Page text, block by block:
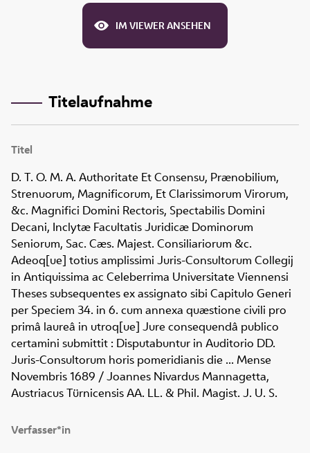
IM VIEWER ANSEHEN
Titelaufnahme
Titel
D. T. O. M. A. Authoritate Et Consensu, Prænobilium,
Strenuorum, Magnificorum, Et Clarissimorum Virorum,
&c. Magnifici Domini Rectoris, Spectabilis Domini
Decani, Inclytæ Facultatis Juridicæ Dominorum
Seniorum, Sac. Cæs. Majest. Consiliariorum &c.
Adeoq[ue] totius amplissimi Juris-Consultorum Collegij
in Antiquissima ac Celeberrima Universitate Viennensi
Theses subsequentes ex assignato sibi Capitulo Generi
per Speciem 34. in 6. cum annexa quæstione civili pro
primâ laureâ in utroq[ue] Jure consequendâ publico
certamini submittit : Disputabuntur in Auditorio DD.
Juris-Consultorum horis pomeridianis die ... Mense
Novembris 1689 / Joannes Nivardus Mannagetta,
Austriacus Türnicensis AA. LL. & Phil. Magist. J. U. S.
Verfasser*in